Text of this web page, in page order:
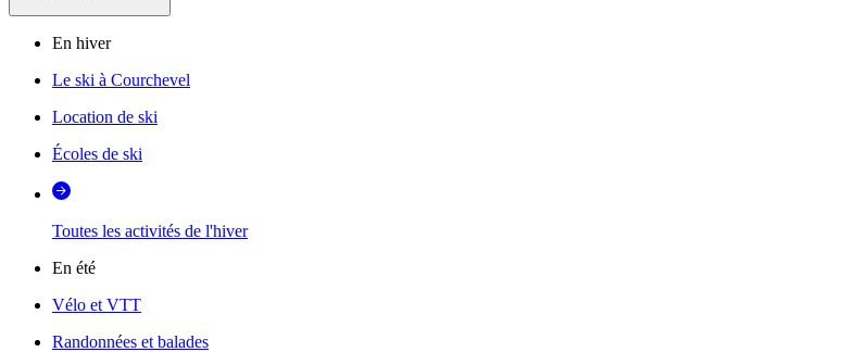
En hiver
Le ski à Courchevel
Location de ski
Écoles de ski
Toutes les activités de l'hiver
En été
Vélo et VTT
Randonnées et balades